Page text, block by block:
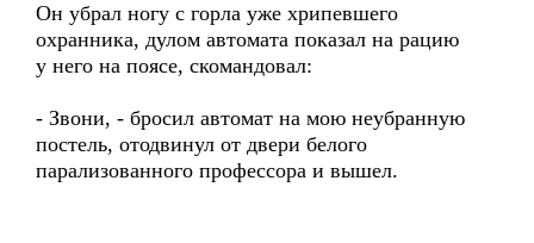
Он убрал ногу с горла уже хрипевшего
охранника, дулом автомата показал на рацию
у него на поясе, скомандовал:
- Звони, - бросил автомат на мою неубранную
постель, отодвинул от двери белого
парализованного профессора и вышел.